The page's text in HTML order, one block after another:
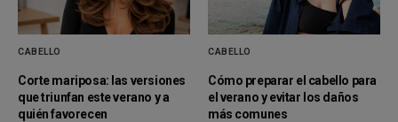
CABELLO
Corte mariposa: las versiones
que triunfan este verano y a
quién favorecen
CABELLO
Cómo preparar el cabello para
el verano y evitar los daños
más comunes